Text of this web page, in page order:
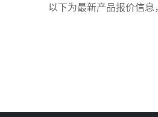
以下为最新产品报价信